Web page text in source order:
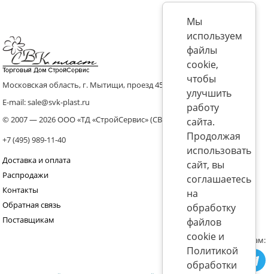
Московская область, г. Мытищи, проезд 4536 владение 8, стр.10
E-mail: sale@svk-plast.ru
© 2007 — 2026 ООО «ТД «СтройСервис» (СВК)
+7 (495) 989-11-40
Доставка и оплата
Распродажи
Контакты
Обратная связь
Поставщикам
Присоединяйтесь к нам:
Мы
используем
файлы
cookie,
чтобы
улучшить
работу
сайта.
Продолжая
использовать
сайт, вы
соглашаетесь
на
обработку
файлов
cookie и
Политикой
обработки